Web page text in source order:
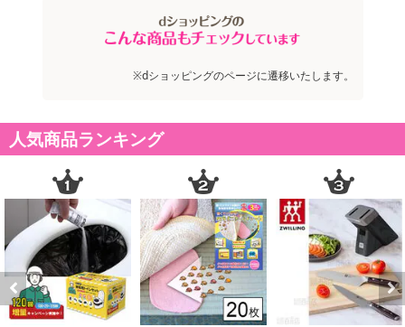
※dショッピングのページに遷移いたします。
人気商品ランキング
Previous Next